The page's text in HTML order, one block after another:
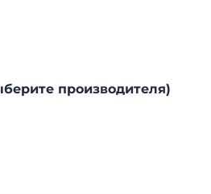
производителя)